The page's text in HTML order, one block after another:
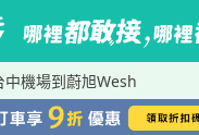
中機場到蔚旭Wesh